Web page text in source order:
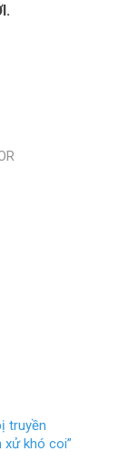
truyền
xử khó coi”